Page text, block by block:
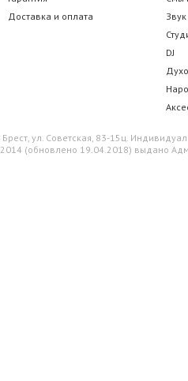
Доставка и оплата
Звук
DJ
ул. Советская, 83-15ц.
(обновлено 19.04.2018) выдано